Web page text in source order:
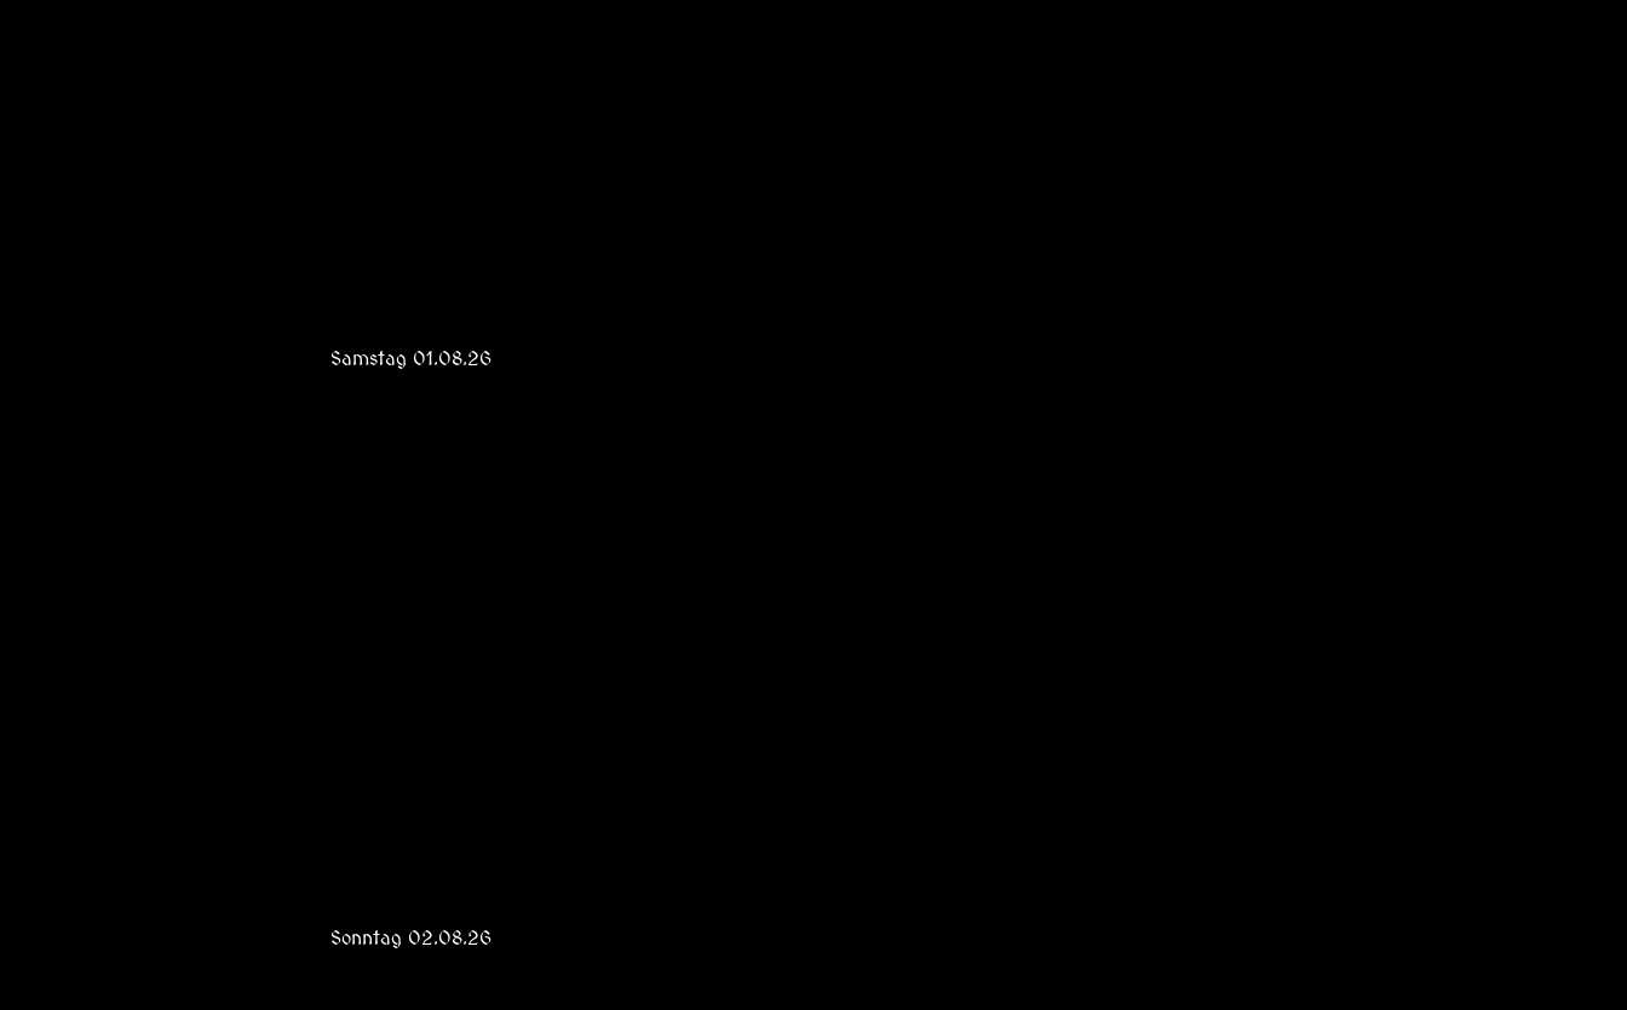
Samstag 01.08.26
Sonntag 02.08.26